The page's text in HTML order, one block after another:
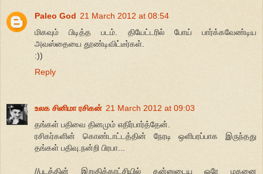
Paleo God 21 March 2012 at 08:54
மிகவும் பிடித்த படம். தியேட்டரில் போய் பார்க்கவேண்டிய
அவஸ்தையை தூண்டிவிட்டீர்கள்.
:))
Reply
உலக சினிமா ரசிகன் 21 March 2012 at 09:03
தங்கள் பதிவை தினமும் எதிர்பார்த்தேன்.
ரசிகர்களின் கொண்டாட்டத்தின் நேரடி ஒளிபரப்பாக இருந்தது
தங்கள் பதிவு.நன்றி பிரபா...
//படத்தின் இறுதிக்காட்சியில் தன்னுடைய ஒரே மகனை